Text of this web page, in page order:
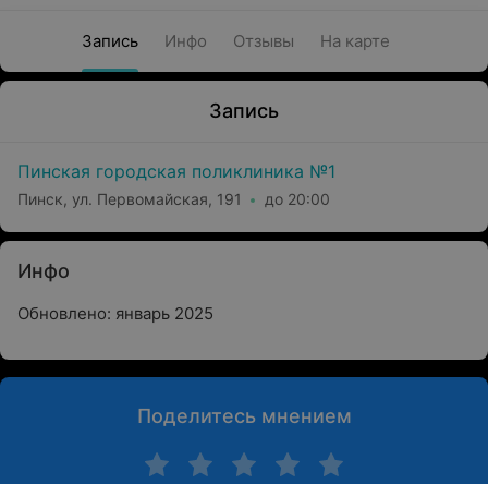
Запись Инфо Отзывы На карте
Запись
Пинская городская поликлиника №1
Пинск, ул. Первомайская, 191 до 20:00
Инфо
Обновлено: январь 2025
Поделитесь мнением